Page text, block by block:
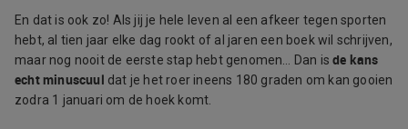
En dat is ook zo! Als jij je hele leven al een afkeer tegen sporten
hebt, al tien jaar elke dag rookt of al jaren een boek wil schrijven,
maar nog nooit de eerste stap hebt genomen… Dan isde kans
echt minuscuul dat je het roer ineens 180 graden om kan gooien
zodra 1 januari om de hoek komt.